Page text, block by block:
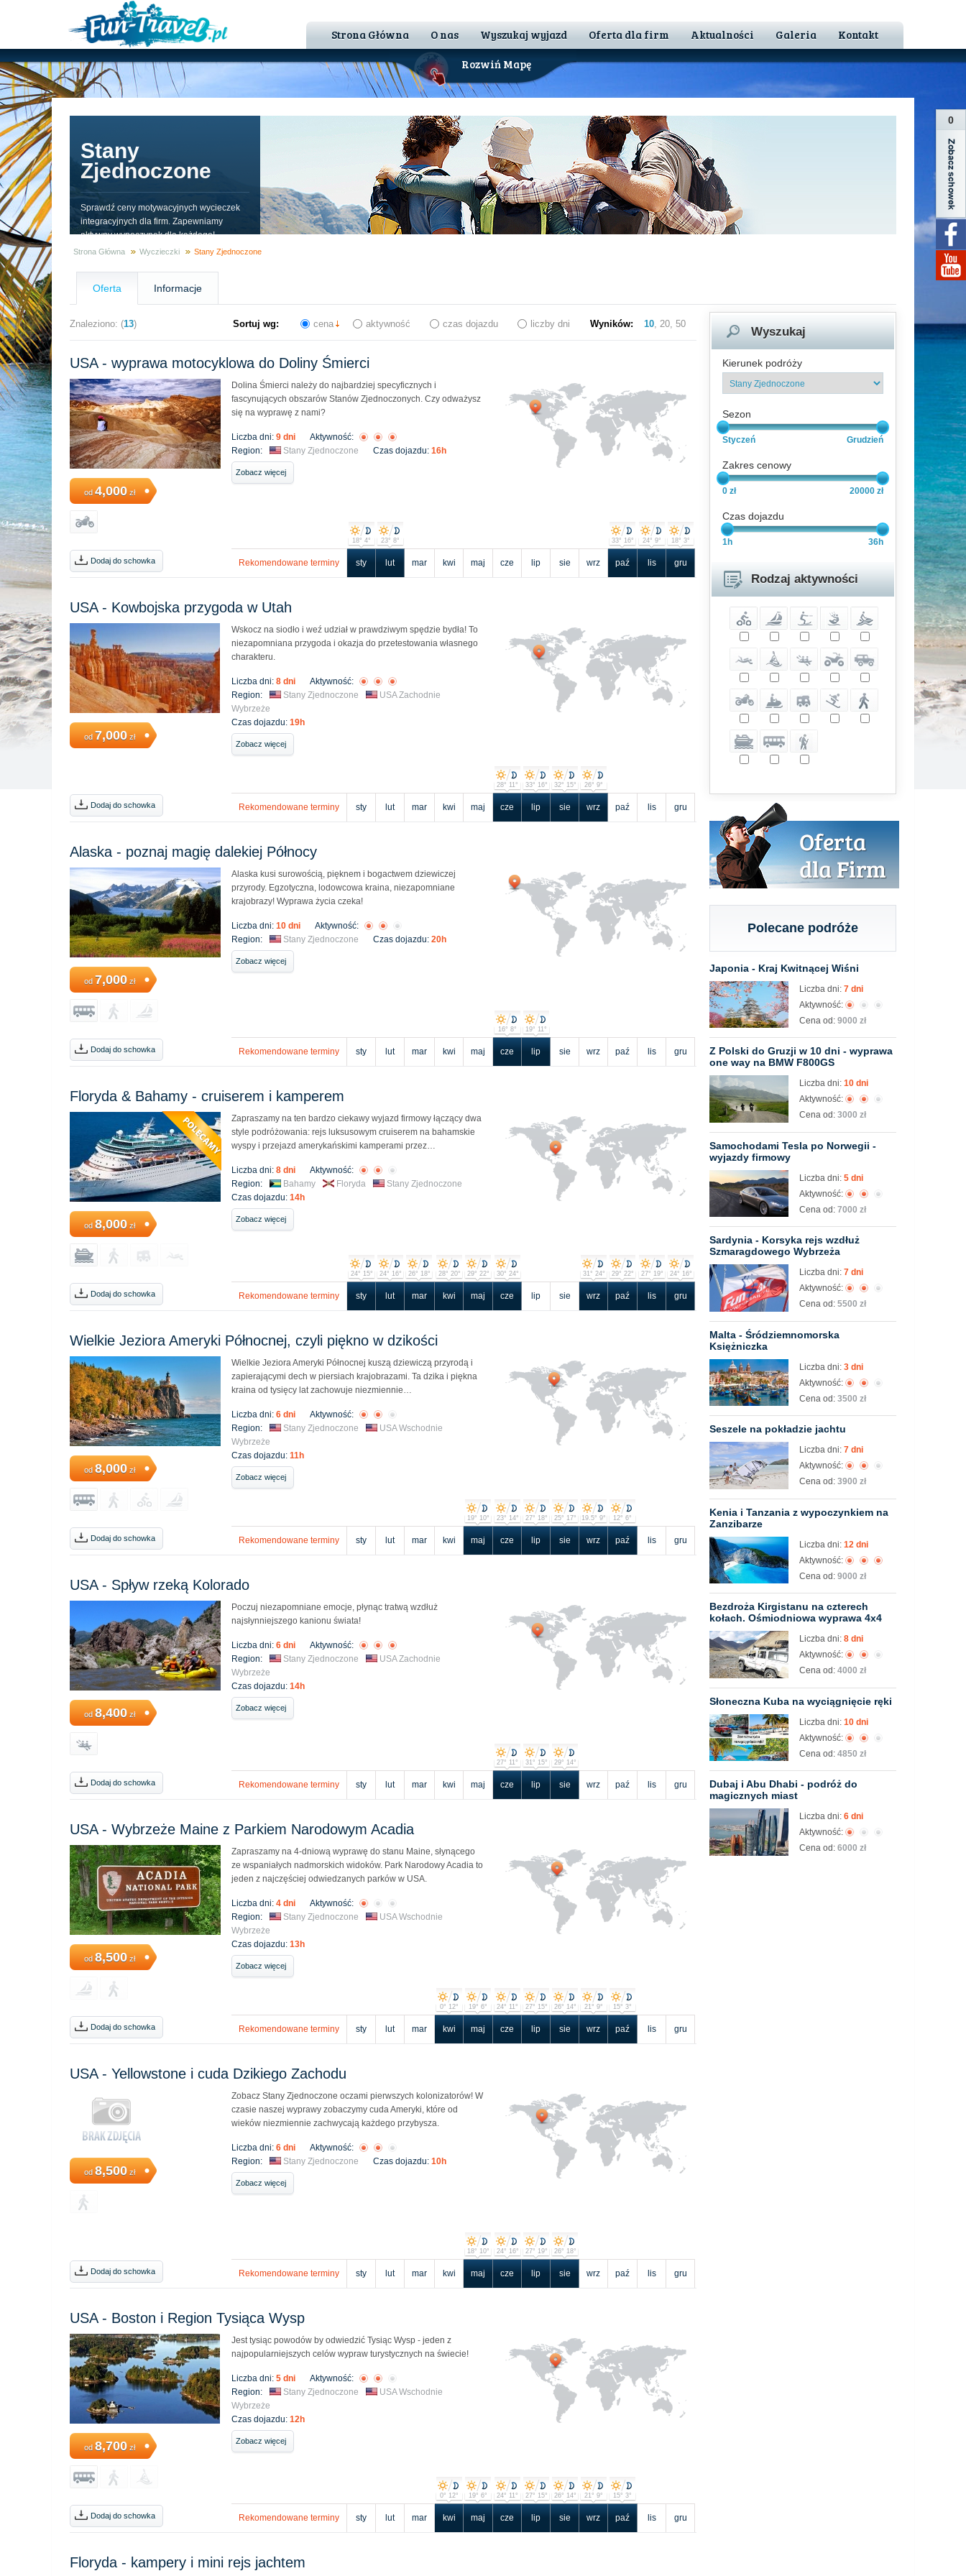
0
Strona Główna O nas Wyszukaj wyjazd Oferta dla firm Aktualności Galeria Kontakt
Rozwiń Mapę
Stany
Zjednoczone
Sprawdź ceny motywacyjnych wycieczek
integracyjnych dla firm. Zapewniamy
aktywny wypoczynek dla każdego!
Strona Główna Wyczieczki Stany Zjednoczone
Oferta Informacje
10, 20, 50
Wyników:
cena aktywność czas dojazdu liczby dni
Sortuj wg:
Znaleziono: (13)
USA - wyprawa motocyklowa do Doliny Śmierci
od 4,000 zł
Dolina Śmierci należy do najbardziej specyficznych i
fascynujących obszarów Stanów Zjednoczonych. Czy odważysz
się na wyprawę z nami?
Liczba dni: 9 dni
Aktywność:
Region:
Stany Zjednoczone Czas dojazdu: 16h
Zobacz więcej
Dodaj do schowka Rekomendowane terminy sty
18° 4°
lut
23° 8°
mar kwi maj cze lip sie wrz paź
33° 16°
lis
24° 9°
gru
18° 3°
USA - Kowbojska przygoda w Utah
od 7,000 zł
Wskocz na siodło i weź udział w prawdziwym spędzie bydła! To
niezapomniana przygoda i okazja do przetestowania własnego
charakteru.
Liczba dni: 8 dni
Aktywność:
Region:
Stany Zjednoczone
USA Zachodnie
Wybrzeże
Czas dojazdu: 19h
Zobacz więcej
Dodaj do schowka Rekomendowane terminy sty lut mar kwi maj cze
28° 11°
lip
33° 16°
sie
32° 15°
wrz
26° 9°
paź lis gru
Alaska - poznaj magię dalekiej Północy
od 7,000 zł
Alaska kusi surowością, pięknem i bogactwem dziewiczej
przyrody. Egzotyczna, lodowcowa kraina, niezapomniane
krajobrazy! Wyprawa życia czeka!
Liczba dni: 10 dni
Aktywność:
Region:
Stany Zjednoczone Czas dojazdu: 20h
Zobacz więcej
Dodaj do schowka Rekomendowane terminy sty lut mar kwi maj cze
16° 8°
lip
19° 11°
sie wrz paź lis gru
Floryda & Bahamy - cruiserem i kamperem
od 8,000 zł
Zapraszamy na ten bardzo ciekawy wyjazd firmowy łączący dwa
style podróżowania: rejs luksusowym cruiserem na bahamskie
wyspy i przejazd amerykańskimi kamperami przez…
Liczba dni: 8 dni
Aktywność:
Region:
Bahamy Floryda
Stany Zjednoczone
Czas dojazdu: 14h
Zobacz więcej
Dodaj do schowka Rekomendowane terminy sty
24° 15°
lut
24° 16°
mar
26° 18°
kwi
28° 20°
maj
29° 22°
cze
30° 24°
lip sie wrz
31° 24°
paź
29° 22°
lis
27° 19°
gru
24° 16°
Wielkie Jeziora Ameryki Północnej, czyli piękno w dzikości
od 8,000 zł
Wielkie Jeziora Ameryki Północnej kuszą dziewiczą przyrodą i
zapierającymi dech w piersiach krajobrazami. Ta dzika i piękna
kraina od tysięcy lat zachowuje niezmiennie…
Liczba dni: 6 dni
Aktywność:
Region:
Stany Zjednoczone
USA Wschodnie
Wybrzeże
Czas dojazdu: 11h
Zobacz więcej
Dodaj do schowka Rekomendowane terminy sty lut mar kwi maj
19° 10°
cze
23° 14°
lip
27° 18°
sie
25° 17°
wrz
19.5° 9°
paź
12° 6°
lis gru
USA - Spływ rzeką Kolorado
od 8,400 zł
Poczuj niezapomniane emocje, płynąc tratwą wzdłuż
najsłynniejszego kanionu świata!
Liczba dni: 6 dni
Aktywność:
Region:
Stany Zjednoczone
USA Zachodnie
Wybrzeże
Czas dojazdu: 14h
Zobacz więcej
Dodaj do schowka Rekomendowane terminy sty lut mar kwi maj cze
27° 11°
lip
31° 15°
sie
29° 14°
wrz paź lis gru
USA - Wybrzeże Maine z Parkiem Narodowym Acadia
od 8,500 zł
Zapraszamy na 4-dniową wyprawę do stanu Maine, słynącego
ze wspaniałych nadmorskich widoków. Park Narodowy Acadia to
jeden z najczęściej odwiedzanych parków w USA.
Liczba dni: 4 dni
Aktywność:
Region:
Stany Zjednoczone
USA Wschodnie
Wybrzeże
Czas dojazdu: 13h
Zobacz więcej
Dodaj do schowka Rekomendowane terminy sty lut mar kwi
0° 12°
maj
19° 6°
cze
24° 11°
lip
27° 15°
sie
26° 14°
wrz
21° 9°
paź
15° 3°
lis gru
USA - Yellowstone i cuda Dzikiego Zachodu
od 8,500 zł
Zobacz Stany Zjednoczone oczami pierwszych kolonizatorów! W
czasie naszej wyprawy zobaczymy cuda Ameryki, które od
wieków niezmiennie zachwycają każdego przybysza.
Liczba dni: 6 dni
Aktywność:
Region:
Stany Zjednoczone Czas dojazdu: 10h
Zobacz więcej
Dodaj do schowka Rekomendowane terminy sty lut mar kwi maj
18° 10°
cze
24° 16°
lip
27° 19°
sie
26° 18°
wrz paź lis gru
USA - Boston i Region Tysiąca Wysp
od 8,700 zł
Jest tysiąc powodów by odwiedzić Tysiąc Wysp - jeden z
najpopularniejszych celów wypraw turystycznych na świecie!
Liczba dni: 5 dni
Aktywność:
Region:
Stany Zjednoczone
USA Wschodnie
Wybrzeże
Czas dojazdu: 12h
Zobacz więcej
Dodaj do schowka Rekomendowane terminy sty lut mar kwi
0° 12°
maj
19° 6°
cze
24° 11°
lip
27° 15°
sie
26° 14°
wrz
21° 9°
paź
15° 3°
lis gru
Floryda - kampery i mini rejs jachtem
Wyszukaj
Kierunek podróży
Sezon
Styczeń Grudzień
Zakres cenowy
0 zł 20000 zł
Czas dojazdu
1h 36h
Rodzaj aktywności
Polecane podróże
Japonia - Kraj Kwitnącej Wiśni
Liczba dni: 7 dni
Aktywność:
Cena od: 9000 zł
Z Polski do Gruzji w 10 dni - wyprawa
one way na BMW F800GS
Liczba dni: 10 dni
Aktywność:
Cena od: 3000 zł
Samochodami Tesla po Norwegii -
wyjazdy firmowy
Liczba dni: 5 dni
Aktywność:
Cena od: 7000 zł
Sardynia - Korsyka rejs wzdłuż
Szmaragdowego Wybrzeża
Liczba dni: 7 dni
Aktywność:
Cena od: 5500 zł
Malta - Śródziemnomorska
Księżniczka
Liczba dni: 3 dni
Aktywność:
Cena od: 3500 zł
Seszele na pokładzie jachtu
Liczba dni: 7 dni
Aktywność:
Cena od: 3900 zł
Kenia i Tanzania z wypoczynkiem na
Zanzibarze
Liczba dni: 12 dni
Aktywność:
Cena od: 9000 zł
Bezdroża Kirgistanu na czterech
kołach. Ośmiodniowa wyprawa 4x4
Liczba dni: 8 dni
Aktywność:
Cena od: 4000 zł
Słoneczna Kuba na wyciągnięcie ręki
Liczba dni: 10 dni
Aktywność:
Cena od: 4850 zł
Dubaj i Abu Dhabi - podróż do
magicznych miast
Liczba dni: 6 dni
Aktywność:
Cena od: 6000 zł